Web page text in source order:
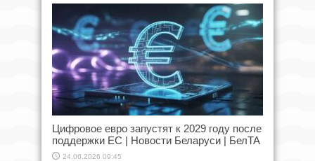
Цифровое евро запустят к 2029 году после
поддержки ЕС | Новости Беларуси | БелТА
24.06.2026 09:45